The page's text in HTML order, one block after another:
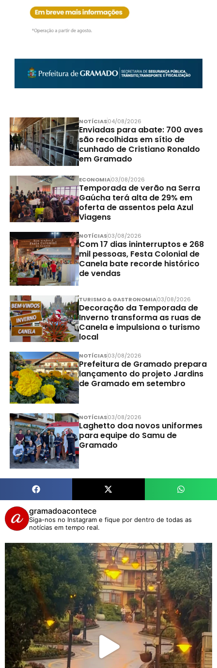
NOTÍCIAS04/08/2026
Enviadas para abate: 700 aves
são recolhidas em sítio de
cunhado de Cristiano Ronaldo
em Gramado
ECONOMIA03/08/2026
Temporada de verão na Serra
Gaúcha terá alta de 29% em
oferta de assentos pela Azul
Viagens
NOTÍCIAS03/08/2026
Com 17 dias ininterruptos e 268
mil pessoas, Festa Colonial de
Canela bate recorde histórico
de vendas
TURISMO & GASTRONOMIA03/08/2026
Decoração da Temporada de
Inverno transforma as ruas de
Canela e impulsiona o turismo
local
NOTÍCIAS03/08/2026
Prefeitura de Gramado prepara
lançamento do projeto Jardins
de Gramado em setembro
NOTÍCIAS03/08/2026
Laghetto doa novos uniformes
para equipe do Samu de
Gramado
gramadoacontece
Siga-nos no Instagram e fique por dentro de todas as
notícias em tempo real.